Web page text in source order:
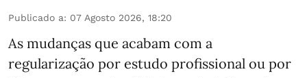
Publicado a: 07 Agosto 2026, 18:20
As mudanças que acabam com a
regularização por estudo profissional ou por